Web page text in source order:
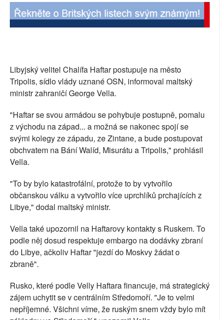
Libyjský velitel Chalífa Haftar postupuje na město
Tripolis, sídlo vlády uznané OSN, informoval maltský
ministr zahraničí George Vella.
"Haftar se svou armádou se pohybuje postupně, pomalu
z východu na západ... a možná se nakonec spojí se
svými kolegy ze západu, ze Zintane, a bude postupovat
obchvatem na Bání Walíd, Misurátu a Tripolis," prohlásil
Vella.
"To by bylo katastrofální, protože to by vytvořilo
občanskou válku a vytvořilo více uprchlíků prchajících z
Libye," dodal maltský ministr.
Vella také upozornil na Haftarovy kontakty s Ruskem. To
podle něj dosud respektuje embargo na dodávky zbraní
do Libye, ačkoliv Haftar "jezdí do Moskvy žádat o
zbraně".
Rusko, které podle Velly Haftara financuje, má strategický
zájem uchytit se v centrálním Středomoří. "Je to velmi
nepříjemné. Všichni víme, že ruským snem vždy bylo mít